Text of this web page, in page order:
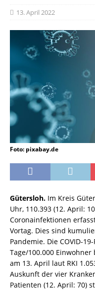
13. April 2022
Foto: pixabay.de
Gütersloh. Im Kreis
Uhr, 110.393 (12. April:
Coronainfektionen
Vortag. Dies sind
Pandemie. Die COVID-
Tage/100.000
am 13. April laut RKI
Auskunft der vier
Patienten (12. April: 70)